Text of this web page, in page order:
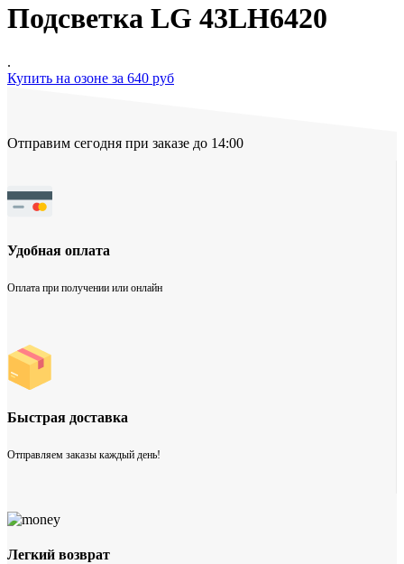
Подсветка LG 43LH6420
.
Купить на озоне за 640 руб
Отправим сегодня при заказе до 14:00
Удобная оплата
Оплата при получении или онлайн
Быстрая доставка
Отправляем заказы каждый день!
Легкий возврат